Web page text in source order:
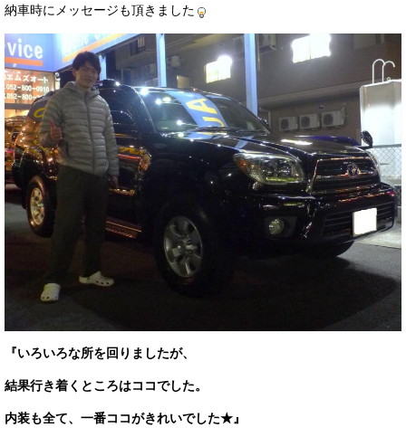
納車時にメッセージも頂きました
『いろいろな所を回りましたが、
結果行き着くところはココでした。
内装も全て、一番ココがきれいでした★』